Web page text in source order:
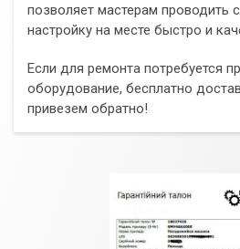
позволяет мастерам проводить
настройку на месте быстро и
Если для ремонта потребуется
оборудование, бесплатно
привезем обратно!